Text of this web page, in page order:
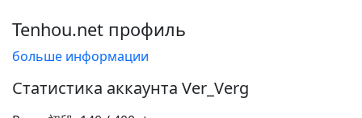
Tenhou.net профиль
больше информации
Статистика аккаунта Ver_Verg